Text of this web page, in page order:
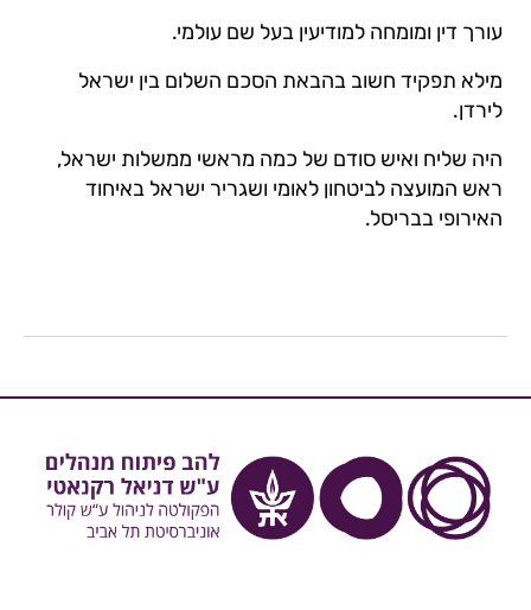
עורך דין ומומחה למודיעין בעל שם עולמי.
מילא תפקיד חשוב בהבאת הסכם השלום בין ישראל
לירדן.
היה שליח ואיש סודם של כמה מראשי ממשלות ישראל,
ראש המועצה לביטחון לאומי ושגריר ישראל באיחוד
האירופי בבריסל.